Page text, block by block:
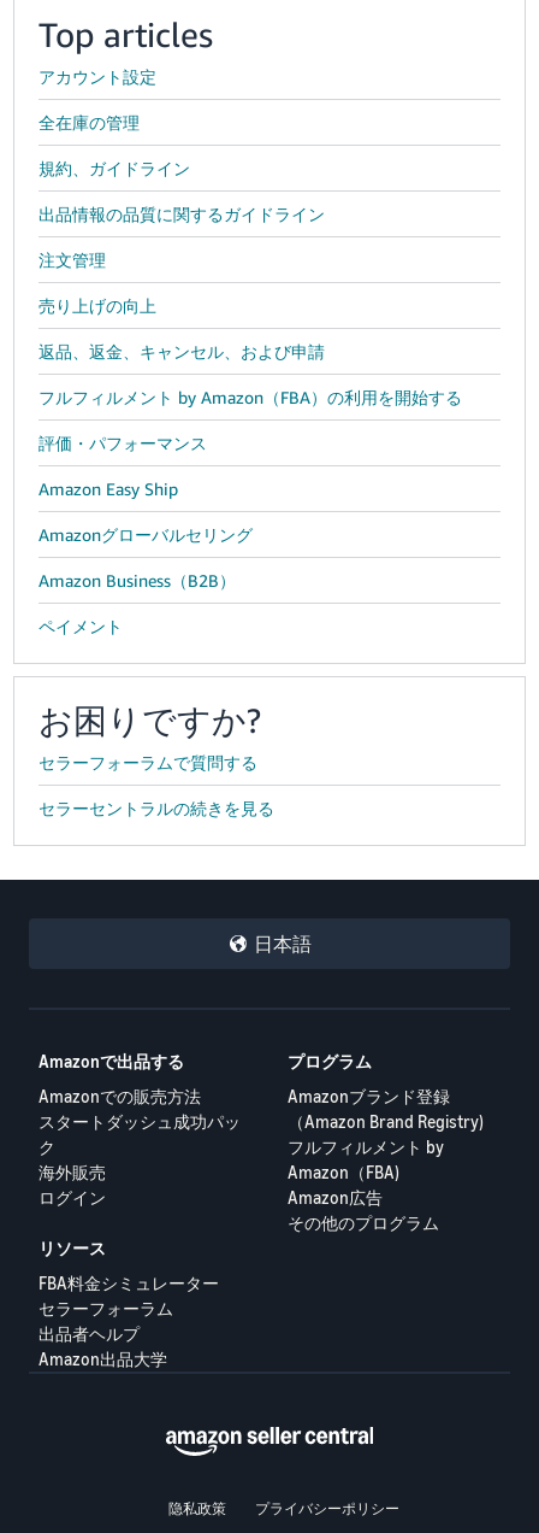
Top articles
アカウント設定
全在庫の管理
規約、ガイドライン
出品情報の品質に関するガイドライン
注文管理
売り上げの向上
返品、返金、キャンセル、および申請
フルフィルメント by Amazon（FBA）の利用を開始する
評価・パフォーマンス
Amazon Easy Ship
Amazonグローバルセリング
Amazon Business（B2B）
ペイメント
お困りですか?
セラーフォーラムで質問する
セラーセントラルの続きを見る
日本語
Amazonで出品する
Amazonでの販売方法
スタートダッシュ成功パッ
ク
海外販売
ログイン
プログラム
Amazonブランド登録
（Amazon Brand Registry)
フルフィルメント by
Amazon（FBA)
Amazon広告
その他のプログラム
リソース
FBA料金シミュレーター
セラーフォーラム
出品者ヘルプ
Amazon出品大学
隐私政策 プライバシーポリシー